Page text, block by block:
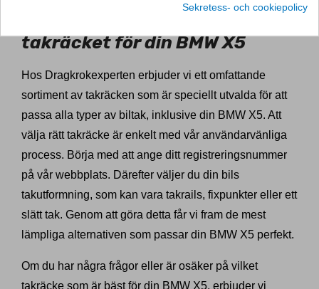
takräcket för din BMW X5
Hos Dragkrokexperten erbjuder vi ett omfattande
sortiment av takräcken som är speciellt utvalda för att
passa alla typer av biltak, inklusive din BMW X5. Att
välja rätt takräcke är enkelt med vår användarvänliga
process. Börja med att ange ditt registreringsnummer
på vår webbplats. Därefter väljer du din bils
takutformning, som kan vara takrails, fixpunkter eller ett
slätt tak. Genom att göra detta får vi fram de mest
lämpliga alternativen som passar din BMW X5 perfekt.
Om du har några frågor eller är osäker på vilket
takräcke som är bäst för din BMW X5, erbjuder vi
Sekretess- och cookiepolicy